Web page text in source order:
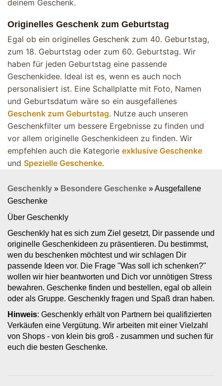
deinem Geschenk.
Originelles Geschenk zum Geburtstag
Egal ob ein originelles Geschenk zum 40. Geburtstag,
zum 18. Geburtstag oder zum 60. Geburtstag. Wir
haben für jeden Geburtstag eine passende
Geschenkidee. Ideal ist es, wenn es auch noch
personalisiert ist. Eine Schallplatte mit Foto, Namen
und Geburtsdatum wäre so ein ausgefallenes
Geschenk zum Geburtstag. Nutze auch unseren
Geschenkfilter um bessere Ergebnisse zu finden und
vor allem originelle Geschenkideen zu finden. Wir
empfehlen auch die Kategorie exklusive Geschenke
und Spezielle Geschenke.
Geschenkly » Besondere Geschenke »Ausgefallene
Geschenke
Über Geschenkly
Geschenkly hat es sich zum Ziel gesetzt, Dir passende und
originelle Geschenkideen zu präsentieren. Du bestimmst,
wen du beschenken möchtest und wir schlagen Dir
passende Ideen vor. Die Frage "Was soll ich schenken?"
wollen wir hier beantworten und Dich vor unnötigen Stress
bewahren. Geschenke finden und bestellen, egal ob allein
oder als Gruppe. Geschenkly fragen und Spaß dran haben.
Hinweis: Geschenkly erhält von Partnern bei qualifizierten
Verkäufen eine Vergütung. Wir arbeiten mit einer Vielzahl
von Shops - von klein bis groß - zusammen und suchen für
euch die besten Geschenke.